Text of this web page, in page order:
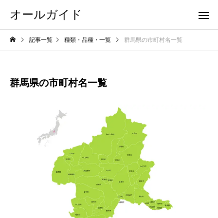
オールガイド
記事一覧 種類・品種・一覧 群馬県の市町村名一覧
群馬県の市町村名一覧